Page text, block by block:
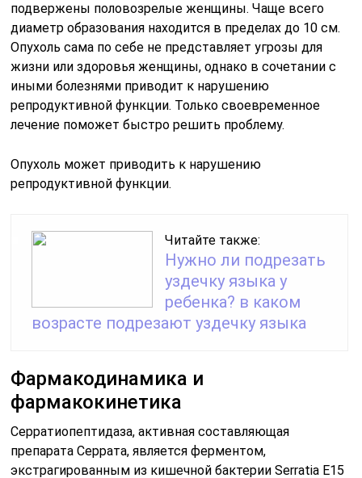
подвержены половозрелые женщины. Чаще всего
диаметр образования находится в пределах до 10 см.
Опухоль сама по себе не представляет угрозы для
жизни или здоровья женщины, однако в сочетании с
иными болезнями приводит к нарушению
репродуктивной функции. Только своевременное
лечение поможет быстро решить проблему.
Опухоль может приводить к нарушению
репродуктивной функции.
Читайте также:
Нужно ли подрезать
уздечку языка у
ребенка? в каком
возрасте подрезают уздечку языка
Фармакодинамика и
фармакокинетика
Серратиопептидаза, активная составляющая
препарата Серрата, является ферментом,
экстрагированным из кишечной бактерии Serratia E15